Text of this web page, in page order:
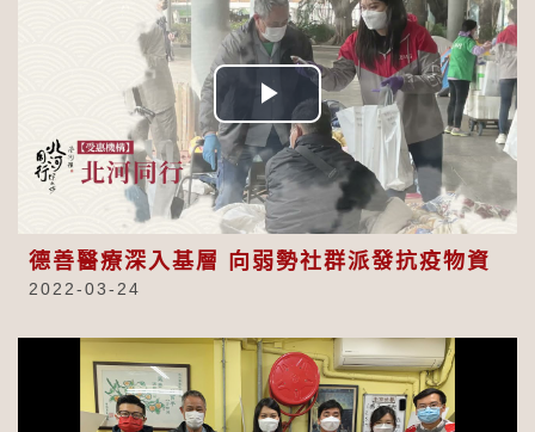
Play
Video
德善醫療深入基層 向弱勢社群派發抗疫物資
2022-03-24